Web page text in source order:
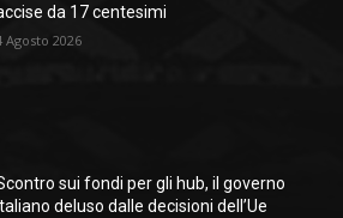
da 17 centesimi
Agosto 2026
sui fondi per gli hub, il governo
deluso dalle decisioni dell’Ue